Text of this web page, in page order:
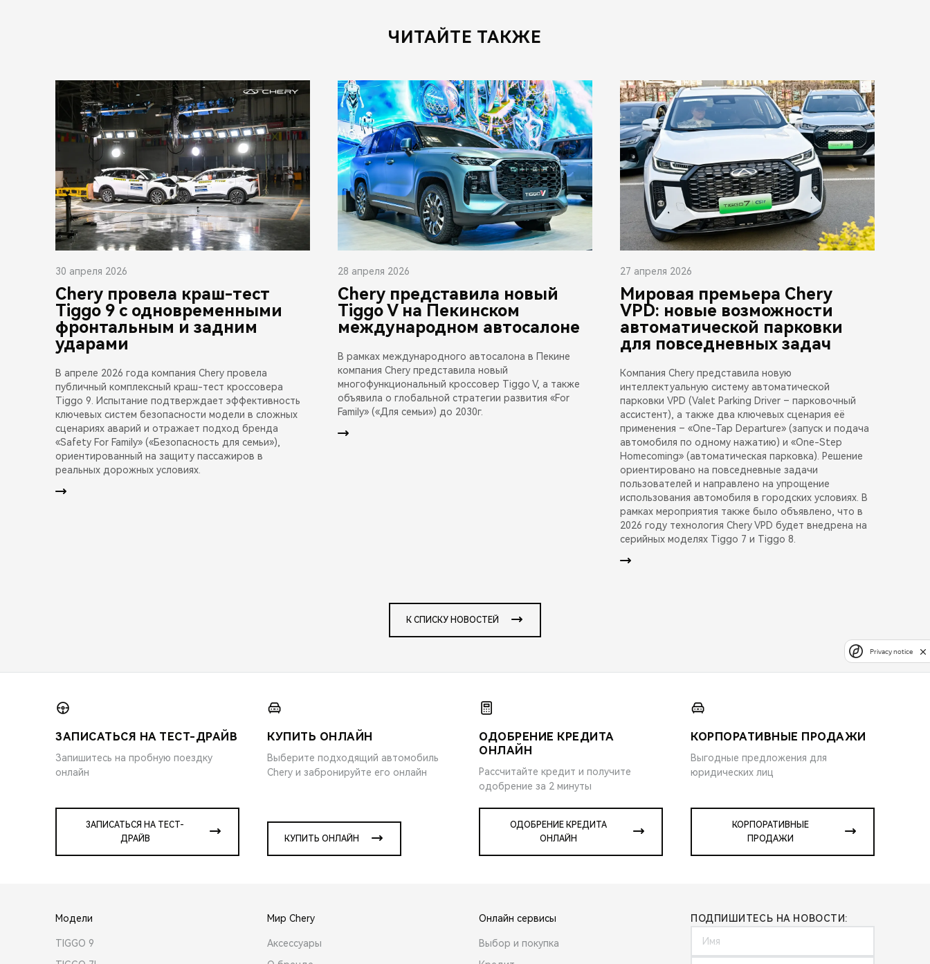
ЧИТАЙТЕ ТАКЖЕ
30 апреля 2026
Chery провела краш-тест
Tiggo 9 с одновременными
фронтальным и задним
ударами
В апреле 2026 года компания Chery провела
публичный комплексный краш-тест кроссовера
Tiggo 9. Испытание подтверждает эффективность
ключевых систем безопасности модели в сложных
сценариях аварий и отражает подход бренда
«Safety For Family» («Безопасность для семьи»),
ориентированный на защиту пассажиров в
реальных дорожных условиях.
28 апреля 2026
Chery представила новый
Tiggo V на Пекинском
международном автосалоне
В рамках международного автосалона в Пекине
компания Chery представила новый
многофункциональный кроссовер Tiggo V, а также
объявила о глобальной стратегии развития «For
Family» («Для семьи») до 2030г.
27 апреля 2026
Мировая премьера Chery
VPD: новые возможности
автоматической парковки
для повседневных задач
Компания Chery представила новую
интеллектуальную систему автоматической
парковки VPD (Valet Parking Driver – парковочный
ассистент), а также два ключевых сценария её
применения – «One-Tap Departure» (запуск и подача
автомобиля по одному нажатию) и «One-Step
Homecoming» (автоматическая парковка). Решение
ориентировано на повседневные задачи
пользователей и направлено на упрощение
использования автомобиля в городских условиях. В
рамках мероприятия также было объявлено, что в
2026 году технология Chery VPD будет внедрена на
серийных моделях Tiggo 7 и Tiggo 8.
К СПИСКУ НОВОСТЕЙ
ЗАПИСАТЬСЯ НА ТЕСТ-ДРАЙВ
Запишитесь на пробную поездку
онлайн
ЗАПИСАТЬСЯ НА ТЕСТ-
ДРАЙВ
КУПИТЬ ОНЛАЙН
Выберите подходящий автомобиль
Chery и забронируйте его онлайн
КУПИТЬ ОНЛАЙН
ОДОБРЕНИЕ КРЕДИТА
ОНЛАЙН
Рассчитайте кредит и получите
одобрение за 2 минуты
ОДОБРЕНИЕ КРЕДИТА
ОНЛАЙН
КОРПОРАТИВНЫЕ ПРОДАЖИ
Выгодные предложения для
юридических лиц
КОРПОРАТИВНЫЕ
ПРОДАЖИ
Модели
TIGGO 9
Мир Chery
Аксессуары
Онлайн сервисы
Выбор и покупка
ПОДПИШИТЕСЬ НА НОВОСТИ:
Privacy notice